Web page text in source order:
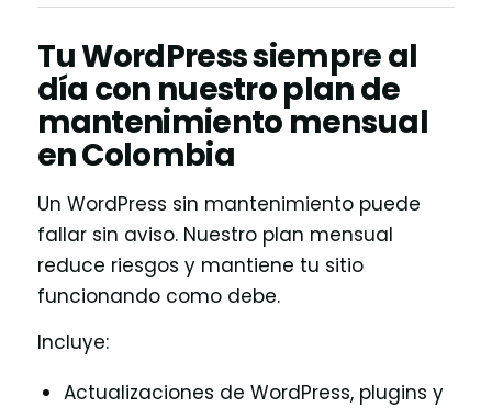
Tu WordPress siempre al
día con nuestro plan de
mantenimiento mensual
en Colombia
Un WordPress sin mantenimiento puede
fallar sin aviso. Nuestro plan mensual
reduce riesgos y mantiene tu sitio
funcionando como debe.
Incluye:
Actualizaciones de WordPress, plugins y